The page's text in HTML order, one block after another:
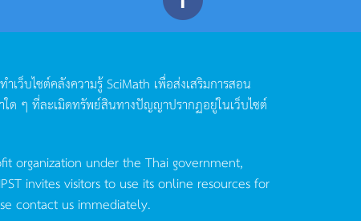
ำเว็บไซต์คลังความรู้SciMath เพื่อส่งเสริมการสอน
ด ๆ ที่ละเมิดทรัพย์สินทางปัญญาปรากฏอยู่ในเว็บไซต์
organization under the Thai government,
invites visitors to use its online resources for
contact us immediately.